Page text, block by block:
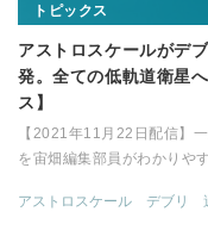
トピックス
アストロスケールがデ
発。全ての低軌道衛星
ス】
【2021年11月22日配信】
を宙畑編集部員がわかりや
アストロスケール デブリ